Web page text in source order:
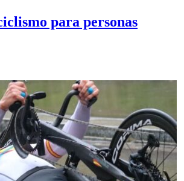
para personas